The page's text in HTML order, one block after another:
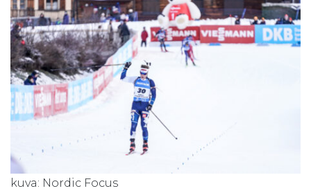
kuva: Nordic Focus